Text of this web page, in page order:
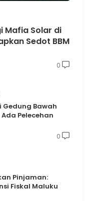
Mafia Solar di
Sedot BBM
0
Gedung Bawah
Pelecehan
0
Pinjaman:
Fiskal Maluku